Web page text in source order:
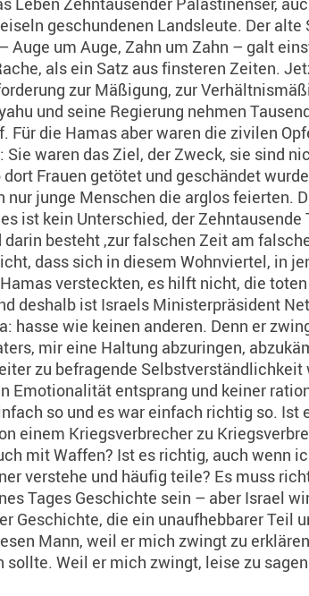
geschundenen Landsleute. Der alte
Auge um Auge, Zahn um Zahn – galt
als ein Satz aus finsteren Zeiten.
zur Mäßigung, zur
und seine Regierung nehmen
Für die Hamas aber waren die zivilen
waren das Ziel, der Zweck, sie sind
Frauen getötet und geschändet
nur junge Menschen die arglos feierten.
ist kein Unterschied, der
darin besteht ,zur falschen Zeit am
dass sich in diesem Wohnviertel, in
versteckten, es hilft nicht, die
deshalb ist Israels Ministerpräsident
hasse wie keinen anderen. Denn er
mir eine Haltung abzuringen,
zu befragende Selbstverständlichkeit
Emotionalität entsprang und keiner
so und es war einfach richtig so. Ist
einem Kriegsverbrecher zu
mit Waffen? Ist es richtig, auch wenn
verstehe und häufig teile? Es muss
Tages Geschichte sein – aber Israel
Geschichte, die ein unaufhebbarer Teil
Mann, weil er mich zwingt zu
sollte. Weil er mich zwingt, leise zu